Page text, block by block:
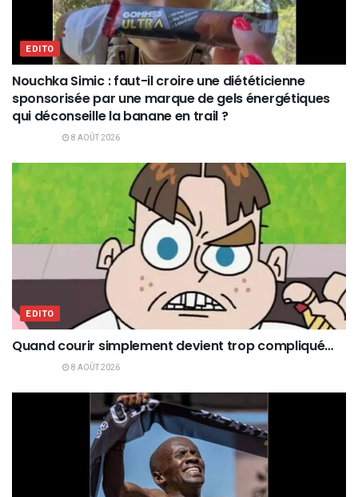
EDITO
Nouchka Simic : faut-il croire une diététicienne
sponsorisée par une marque de gels énergétiques
qui déconseille la banane en trail ?
8 AOÛT 2026
EDITO
Quand courir simplement devient trop compliqué…
8 AOÛT 2026